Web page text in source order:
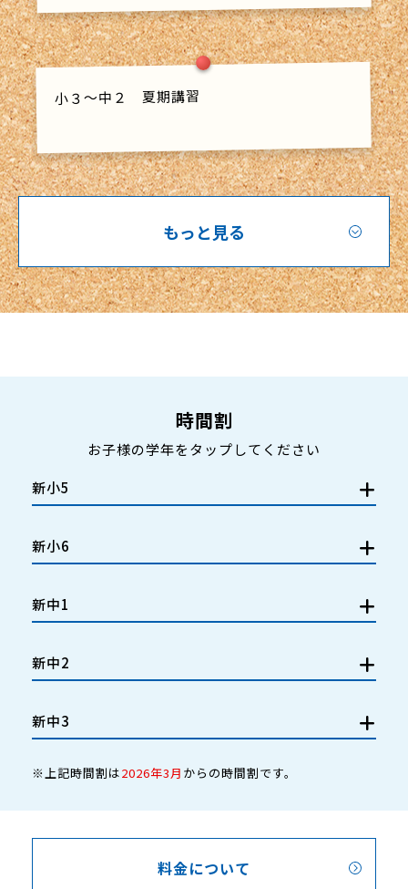
小３～中２ 夏期講習
もっと見る
時間割
お子様の学年をタップしてください
新小5
新小6
新中1
新中2
新中3
※上記時間割は2026年3月 からの時間割です。
料金について